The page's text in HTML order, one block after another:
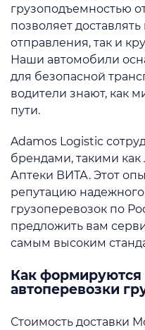
грузоподъемностью
позволяет
отправления, так и
Наши автомобили
для безопасной
водители знают, как
пути.
Adamos Logistic
брендами, такими
Аптеки ВИТА. Этот
репутацию
грузоперевозок по
предложить вам
самым высоким
Как формируются
автоперевозки
Стоимость доставки